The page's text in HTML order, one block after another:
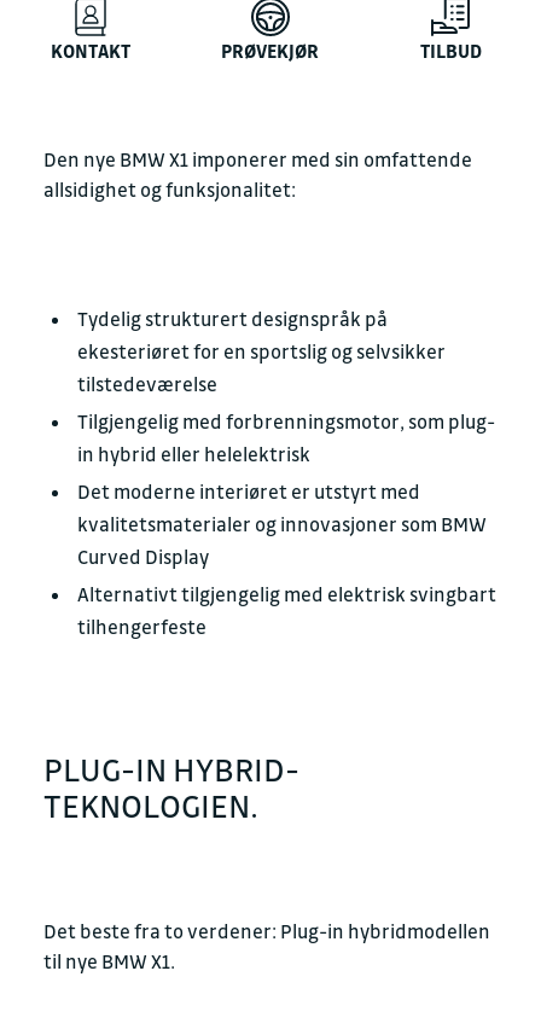
KONTAKT PRØVEKJØR TILBUD
Den nye BMW X1 imponerer med sin omfattende
allsidighet og funksjonalitet:
Tydelig strukturert designspråk på
ekesteriøret for en sportslig og selvsikker
tilstedeværelse
Tilgjengelig med forbrenningsmotor, som plug-
in hybrid eller helelektrisk
Det moderne interiøret er utstyrt med
kvalitetsmaterialer og innovasjoner som BMW
Curved Display
Alternativt tilgjengelig med elektrisk svingbart
tilhengerfeste
PLUG-IN HYBRID-
TEKNOLOGIEN.
Det beste fra to verdener: Plug-in hybridmodellen
til nye BMW X1.